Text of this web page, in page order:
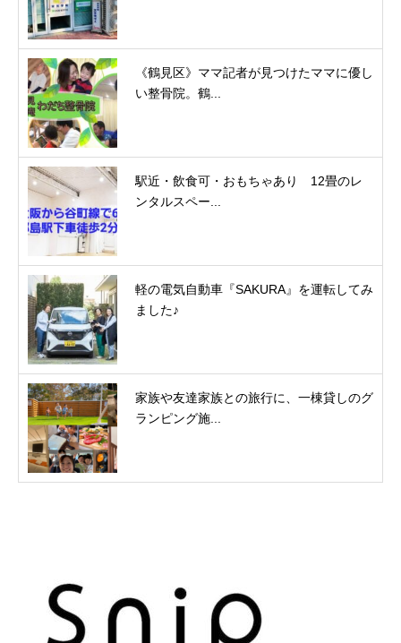
《鶴見区》ママ記者が見つけたママに優し
い整骨院。鶴...
駅近・飲食可・おもちゃあり 12畳のレ
ンタルスペー...
軽の電気自動車『SAKURA』を運転してみ
ました♪
家族や友達家族との旅行に、一棟貸しのグ
ランピング施...